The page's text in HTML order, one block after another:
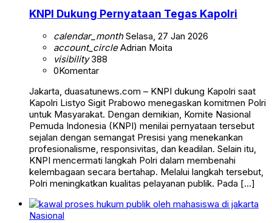
KNPI Dukung Pernyataan Tegas Kapolri
calendar_monthSelasa, 27 Jan 2026
account_circleAdrian Moita
visibility388
0Komentar
Jakarta, duasatunews.com – KNPI dukung Kapolri saat
Kapolri Listyo Sigit Prabowo menegaskan komitmen Polri
untuk Masyarakat. Dengan demikian, Komite Nasional
Pemuda Indonesia (KNPI) menilai pernyataan tersebut
sejalan dengan semangat Presisi yang menekankan
profesionalisme, responsivitas, dan keadilan. Selain itu,
KNPI mencermati langkah Polri dalam membenahi
kelembagaan secara bertahap. Melalui langkah tersebut,
Polri meningkatkan kualitas pelayanan publik. Pada […]
Nasional